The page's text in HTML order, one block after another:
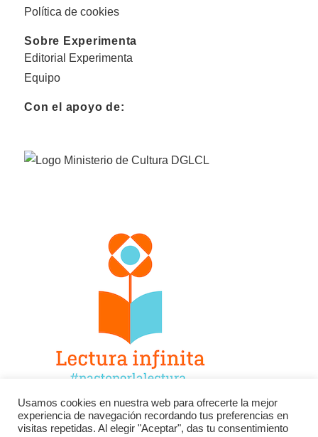
Política de cookies
Sobre Experimenta
Editorial Experimenta
Equipo
Con el apoyo de:
Facebook Twitter Instagram
Usamos cookies en nuestra web para ofrecerte la mejor
experiencia de navegación recordando tus preferencias en
visitas repetidas. Al elegir "Aceptar", das tu consentimiento